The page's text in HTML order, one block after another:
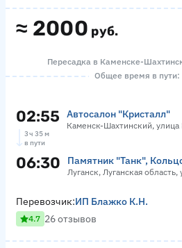
≈ 2000 руб.
Пересадка в Каменске-
Общее время в пути:
02:55 Автосалон "Кристалл"
Каменск-Шахтинский, улица
3 ч 35 м
в пути
06:30 Памятник "Танк",
Луганск, Луганская
Перевозчик:ИП Блажко К.Н.
4.7 26 отзывов